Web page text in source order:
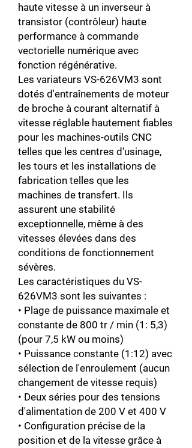
haute vitesse à un inverseur à
transistor (contrôleur) haute
performance à commande
vectorielle numérique avec
fonction régénérative.
Les variateurs VS-626VM3 sont
dotés d'entraînements de moteur
de broche à courant alternatif à
vitesse réglable hautement fiables
pour les machines-outils CNC
telles que les centres d'usinage,
les tours et les installations de
fabrication telles que les
machines de transfert. Ils
assurent une stabilité
exceptionnelle, même à des
vitesses élevées dans des
conditions de fonctionnement
sévères.
Les caractéristiques du VS-
626VM3 sont les suivantes :
• Plage de puissance maximale et
constante de 800 tr / min (1: 5,3)
(pour 7,5 kW ou moins)
• Puissance constante (1:12) avec
sélection de l'enroulement (aucun
changement de vitesse requis)
• Deux séries pour des tensions
d'alimentation de 200 V et 400 V
• Configuration précise de la
position et de la vitesse grâce à